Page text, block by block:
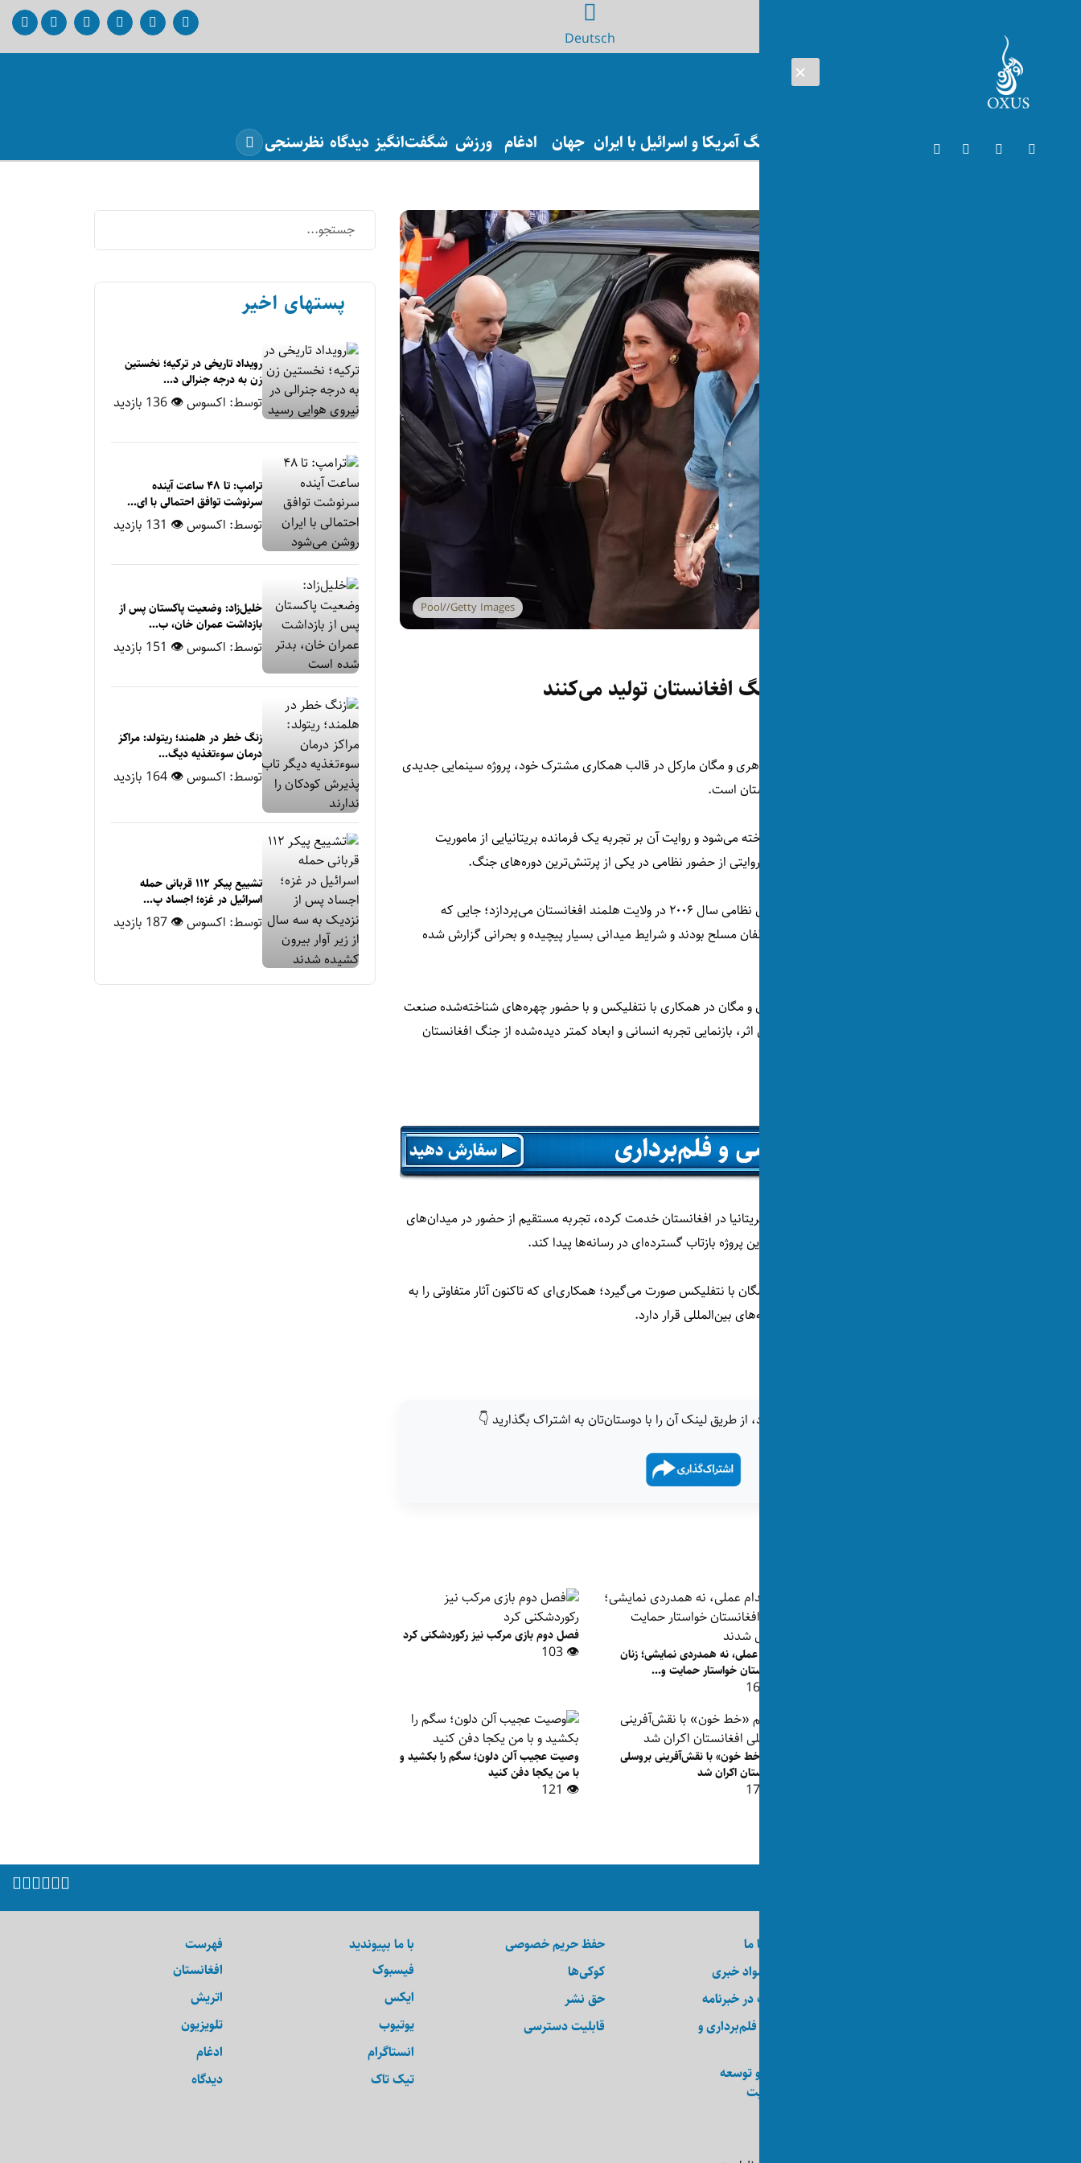
Deutsch
افغانستان جنگ آمریکا و اسرائیل با ایران جهان ادغام ورزش شگفت‌انگیز دیدگاه نظرسنجی
Pool//Getty Images
هری و مگان فیلمی درباره جنگ افغانستان تولید می‌کنند
شرکت نتفلیکس اعلام کرده است که شاهزاده هری و مگان مارکل در قالب همکاری مشترک خود، پروژه سینمایی جدیدی
را روی دست گرفته‌اند که محور آن جنگ افغانستان است.
این فیلم براساس یک کتاب خاطرات نظامی ساخته می‌شود و روایت آن بر تجربه یک فرمانده بریتانیایی از ماموریت
نیروهای این کشور در افغانستان استوار است؛ روایتی از حضور نظامی در یکی از پرتنش‌ترین دوره‌های جنگ.
براساس گزارش‌ها، داستان فیلم به عملیات‌های نظامی سال ۲۰۰۶ در ولایت هلمند افغانستان می‌پردازد؛ جایی که
نیروهای بریتانیایی درگیر نبردهای شدید با مخالفان مسلح بودند و شرایط میدانی بسیار پیچیده و بحرانی گزارش شده
این پروژه توسط شرکت رسانه‌ای وابسته به هری و مگان در همکاری با نتفلیکس و با حضور چهره‌های شناخته‌شده صنعت
سینما تولید خواهد شد. گفته می‌شود هدف این اثر، بازنمایی تجربه انسانی و ابعاد کمتر دیده‌شده از جنگ افغانستان
شاهزاده هری که پیش‌تر به عنوان عضو ارتش بریتانیا در افغانستان خدمت کرده، تجربه مستقیم از حضور در میدان‌های
جنگی این کشور دارد؛ موضوعی که باعث شده این پروژه بازتاب گسترده‌ای در رسانه‌ها پیدا کند.
این همکاری در ادامه قرارداد چندساله هری و مگان با نتفلیکس صورت می‌گیرد؛ همکاری‌ای که تاکنون آثار متفاوتی را به
همراه داشته و همچنان مورد توجه و بحث رسانه‌های بین‌المللی قرار دارد.
اگر این خبر برای شما جالب بود، از طریق لینک آن را با دوستان‌تان به اشتراک بگذارید 👇
اقدام عملی، نه همدردی نمایشی؛ زنان
افغانستان خواستار حمایت و...
فصل دوم بازی مرکب نیز رکوردشکنی کرد
👁 103
فلم «خط خون» با نقش‌آفرینی بروسلی
افغانستان اکران شد
وصیت عجیب آلن دلون؛ سگم را بکشید و
با من یکجا دفن کنید
👁 121
پستهای اخیر
رویداد تاریخی در ترکیه؛ نخستین
زن به درجه جنرالی د...
توسط: اکسوس👁 136 بازدید
ترامپ: تا ۴۸ ساعت آینده
سرنوشت توافق احتمالی با ای...
توسط: اکسوس👁 131 بازدید
خلیل‌زاد: وضعیت پاکستان پس از
بازداشت عمران خان، ب...
توسط: اکسوس👁 151 بازدید
زنگ خطر در هلمند؛ ریتولد: مراکز
درمان سوءتغذیه دیگ...
توسط: اکسوس👁 164 بازدید
تشییع پیکر ۱۱۲ قربانی حمله
اسرائیل در غزه؛ اجساد پ...
توسط: اکسوس👁 187 بازدید
تماس با ما
ارسال مواد خبری
عضویت در خبرنامه
خدمات فلم‌برداری و
طراحی و توسعه
ویب‌سایت
حفظ حریم خصوصی
کوکی‌ها
حق نشر
قابلیت دسترسی
با ما بپیوندید
فیسبوک
ایکس
یوتیوب
انستاگرام
تیک تاک
فهرست
افغانستان
اتریش
تلویزیون
ادغام
دیدگاه